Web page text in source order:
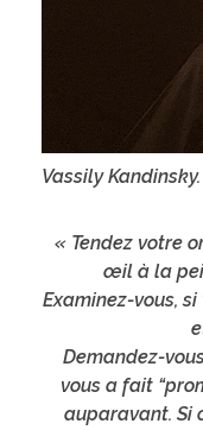
Vassily Kandinsky.
« Tendez votre
œil à la
Examinez-vous,
Demandez-
vous a fait
auparavant. Si